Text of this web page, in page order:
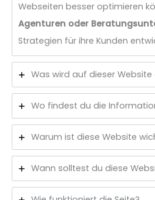
Webseiten besser optimieren
Agenturen oder
Strategien für ihre Kunden
Was wird auf dieser
Wo findest du die
Warum ist diese Website
Wann solltest du diese